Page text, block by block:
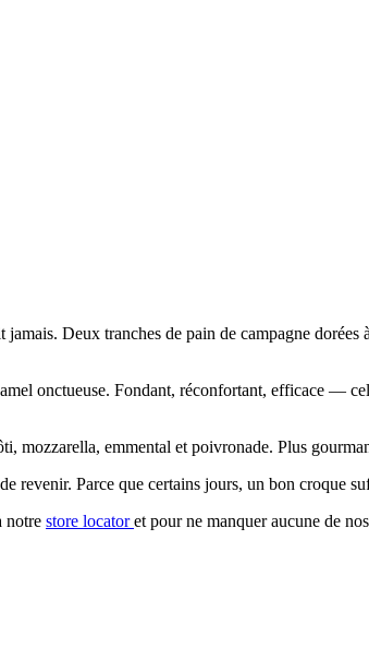
jamais. Deux tranches de pain de campagne
onctueuse. Fondant, réconfortant, efficace —
mozzarella, emmental et poivronade. Plus
revenir. Parce que certains jours, un bon croque
notre store locatoret pour ne manquer aucune de